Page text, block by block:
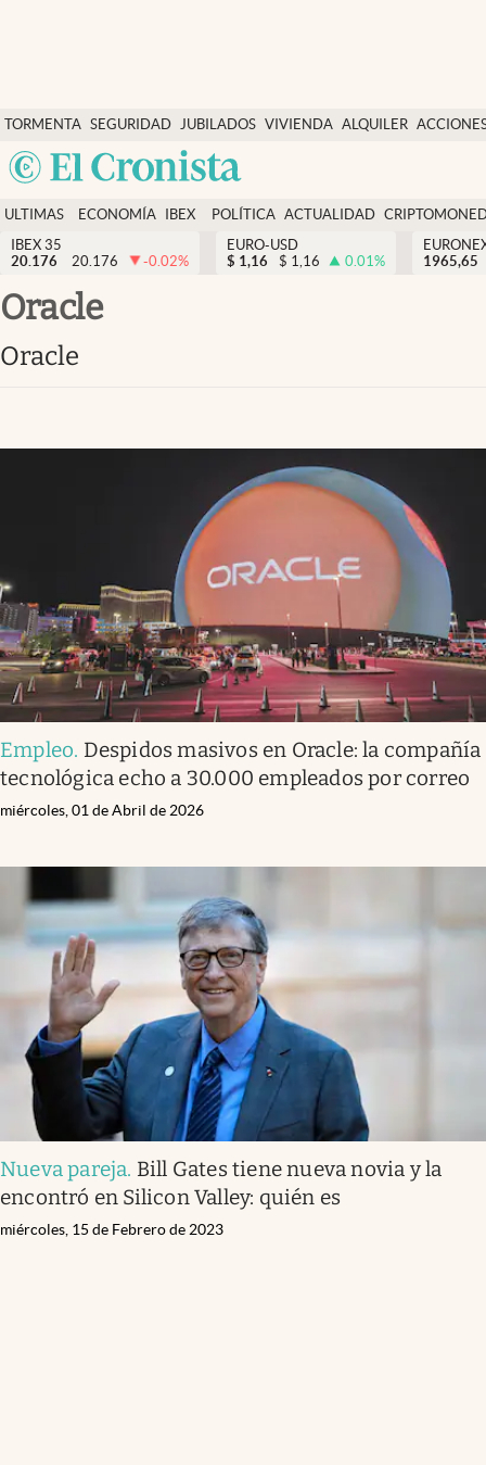
TORMENTA SEGURIDAD
SOCIAL
JUBILADOS VIVIENDA ALQUILER
USA
Economía y finanzas
Política
Actualidad
Criptomonedas
España
ULTIMAS
NOTICIAS
ECONOMÍA
FINANZAS
IBEX
EURO
POLÍTICA ACTUALIDAD
IBEX 35
20.176
20.176 -0.02%
EURO-USD
$ 1,16 $ 1,16 0.01%
1965,65
Oracle
Oracle
Empleo. Despidos masivos en Oracle: la compañía
tecnológica echo a 30.000 empleados por correo
miércoles, 01 de Abril de 2026
Nueva pareja. Bill Gates tiene nueva novia y la
encontró en Silicon Valley: quién es
miércoles, 15 de Febrero de 2023